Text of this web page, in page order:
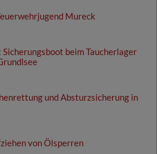
Mureck
beim Taucherlager
und Absturzsicherung in
von Ölsperren